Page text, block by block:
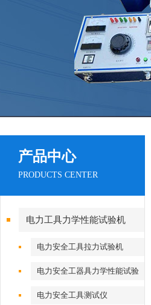
产品中心
PRODUCTS CENTER
电力工具力学性能试验机
电力安全工具拉力试验机
电力安全工器具力学性能试验
电力安全工具测试仪